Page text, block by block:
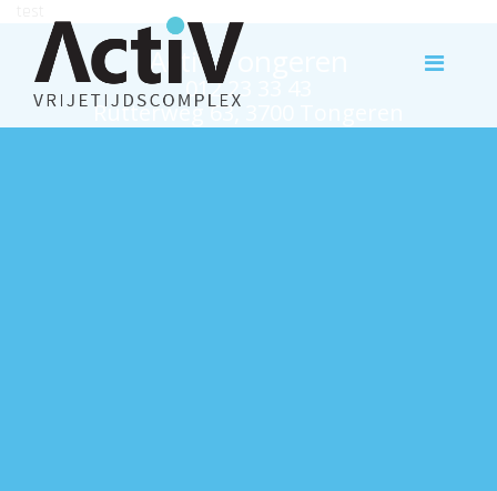
Activ Tongeren
012 23 33 43
Rutterweg 63, 3700 Tongeren